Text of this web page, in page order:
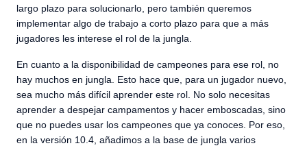
largo plazo para solucionarlo, pero también queremos
implementar algo de trabajo a corto plazo para que a más
jugadores les interese el rol de la jungla.
En cuanto a la disponibilidad de campeones para ese rol, no
hay muchos en jungla. Esto hace que, para un jugador nuevo,
sea mucho más difícil aprender este rol. No solo necesitas
aprender a despejar campamentos y hacer emboscadas, sino
que no puedes usar los campeones que ya conoces. Por eso,
en la versión 10.4, añadimos a la base de jungla varios